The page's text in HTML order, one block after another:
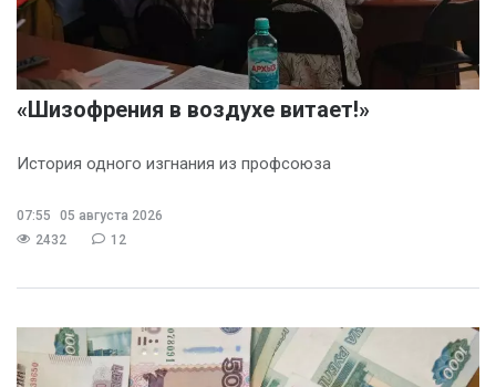
«Шизофрения в воздухе витает!»
История одного изгнания из профсоюза
07:55
05 августа 2026
2432
12